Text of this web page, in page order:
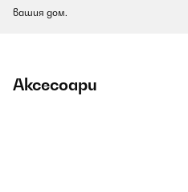
вашия дом.
Аксесоари